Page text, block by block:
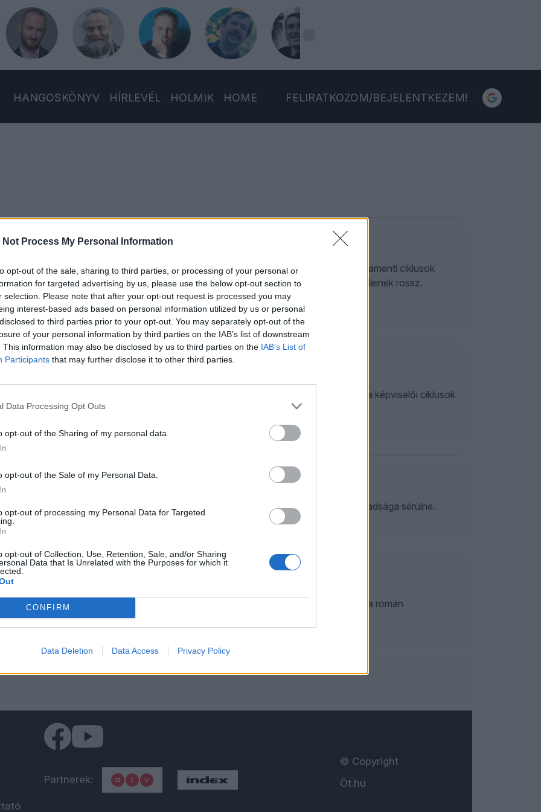
Not Process My Personal Information
opt-out of the sale, sharing to third parties, or processing of your personal or
for targeted advertising by us, please use the below opt-out section to
selection. Please note that after your opt-out request is processed you may
interest-based ads based on personal information utilized by us or personal
to third parties prior to your opt-out. You may separately opt-out of the
of your personal information by third parties on the IAB’s list of downstream
This information may also be disclosed by us to third parties on the IAB’s List of
Participants that may further disclose it to other third parties.
Data Processing Opt Outs
opt-out of the Sharing of my personal data.
opt-out of the Sale of my Personal Data.
opt-out of processing my Personal Data for Targeted
opt-out of Collection, Use, Retention, Sale, and/or Sharing
Data that Is Unrelated with the Purposes for which it
CONFIRM
Data Deletion Data Access Privacy Policy
HANGOSKÖNYV HÍRLEVÉL HOLMIK HOME FELIRATKOZOM/BEJELENTKEZEM!
Snapchat
ügyében történik, az elmúlt 36 év abszolút jogalkotási mélypontja. A parlamenti ciklusok
célú alkotmányozás iskolapéldája. Haszna a világon semmi, a hatalomnak jó, ellenfeleinek rossz.
ez már maga a kormányzás? | Gavra & Kóczián a Visszhangkamrában
Sulyok Tamás eltávolítása, a Nemzeti Vagyonvisszaszerzési Hivatal felállítása és a képviselői ciklusok
közt erről beszélget Gavra Gábor és Kóczián Péter a legfrissebb adásban.
– megakadályozható a visszamenőleges hatályú jogalkotás
választói döntés szabadságának lényeges tartalma és a pártok működésének szabadsága sérülne.
megerősíti saját „mélyállamát”
Andrással”. A műsorban ezúttal többek közt a német kormányalakítási mizéria, a román
és a NER káderválogatási rendszere mögé nyerhetünk bepillantást.
ra készülve? – Schiffer András
Partnerek:
© Copyright
Öt.hu